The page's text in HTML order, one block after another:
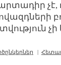
չէ,
չի
|